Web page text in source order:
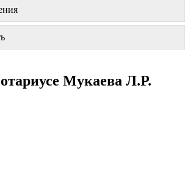
Мукаева Л.Р.